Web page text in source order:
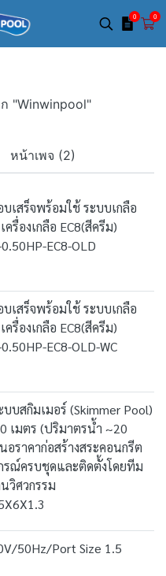
0 0
"Winwinpool"
หน้าเพจ (2)
เสร็จพร้อมใช้ ระบบเกลือ
รื่องเกลือ EC8(สีครีม)
EC8-OLD
เสร็จพร้อมใช้ ระบบเกลือ
รื่องเกลือ EC8(สีครีม)
EC8-OLD-WC
บบสกิมเมอร์ (Skimmer Pool)
เมตร (ปริมาตรน้ำ ~20
อราคาก่อสร้างสระคอนกรีต
ณ์ครบชุดและติดตั้งโดยทีม
วิศวกรรม
50Hz/Port Size 1.5